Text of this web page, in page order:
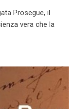
Prosegue, il
vera che la